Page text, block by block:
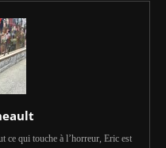
ce qui touche à l’horreur, Eric est